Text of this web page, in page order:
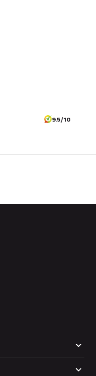
9.5/10